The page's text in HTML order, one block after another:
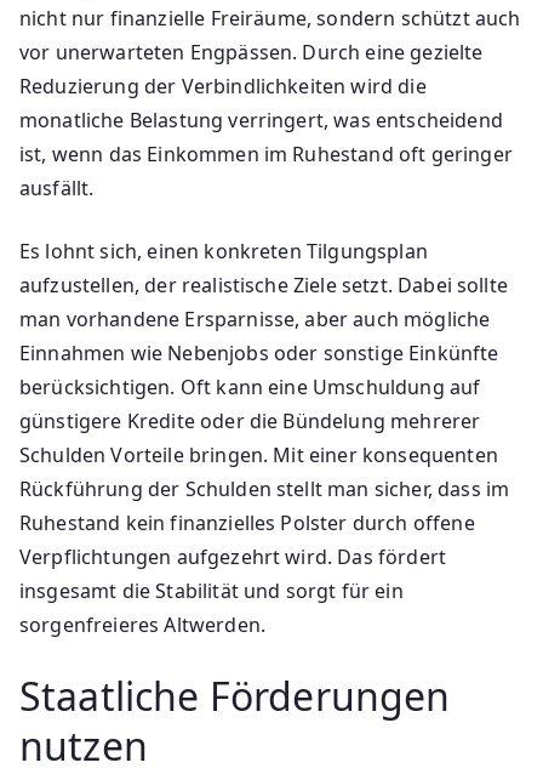
nicht nur finanzielle Freiräume, sondern schützt auch
vor unerwarteten Engpässen. Durch eine gezielte
Reduzierung der Verbindlichkeiten wird die
monatliche Belastung verringert, was entscheidend
ist, wenn das Einkommen im Ruhestand oft geringer
ausfällt.
Es lohnt sich, einen konkreten Tilgungsplan
aufzustellen, der realistische Ziele setzt. Dabei sollte
man vorhandene Ersparnisse, aber auch mögliche
Einnahmen wie Nebenjobs oder sonstige Einkünfte
berücksichtigen. Oft kann eine Umschuldung auf
günstigere Kredite oder die Bündelung mehrerer
Schulden Vorteile bringen. Mit einer konsequenten
Rückführung der Schulden stellt man sicher, dass im
Ruhestand kein finanzielles Polster durch offene
Verpflichtungen aufgezehrt wird. Das fördert
insgesamt die Stabilität und sorgt für ein
sorgenfreieres Altwerden.
Staatliche Förderungen
nutzen